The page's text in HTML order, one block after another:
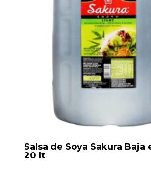
Salsa de Soya Sakura Baja
20 lt